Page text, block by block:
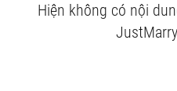
Hiện không có nội